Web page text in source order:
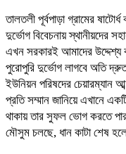
তালতলী পূর্বপাড়া গ্রামের
দুর্ভোগ বিবেচনায় স্থানীয়দের
এখন সরকারই আমাদের উদ্দেশ্য
পুরোপুরি দুর্ভোগ লাগবে অতি দ্রুত
ইউনিয়ন পরিষদের চেয়ারম্যান
প্রতি সম্মান জানিয়ে এখানে
থাকায় তার সুফল ভোগ করতে
মৌসুম চলছে, ধান কাটা শেষ